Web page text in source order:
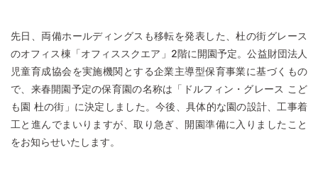
先日、両備ホールディングスも移転を発表した、杜の街グレース
のオフィス棟「オフィススクエア」2階に開園予定。公益財団法人
児童育成協会を実施機関とする企業主導型保育事業に基づくもの
で、来春開園予定の保育園の名称は「ドルフィン・グレース こど
も園 杜の街」に決定しました。今後、具体的な園の設計、工事着
工と進んでまいりますが、取り急ぎ、開園準備に入りましたこと
をお知らせいたします。